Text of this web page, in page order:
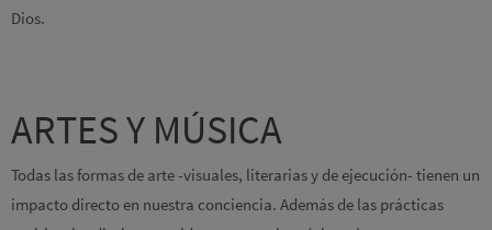
Dios.
ARTES Y MÚSICA
Todas las formas de arte -visuales, literarias y de ejecución- tienen un
impacto directo en nuestra conciencia. Además de las prácticas